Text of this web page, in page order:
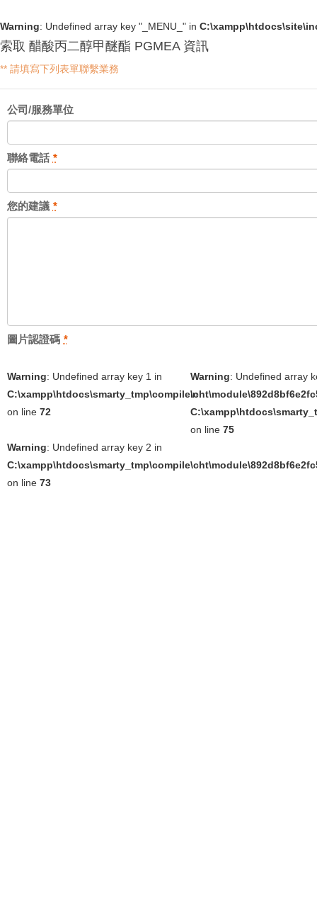
Warning: Undefined array key "_MENU_" in
索取 醋酸丙二醇甲醚酯 PGMEA 資訊
** 請填寫下列表單聯繫業務
公司/服務單位
聯絡電話 *
您的建議 *
圖片認證碼 *
Warning: Undefined array key 1 in
on line 72
Warning: Undefined array key 2 in
on line 73
Warning: Undefined array
in
on line 75